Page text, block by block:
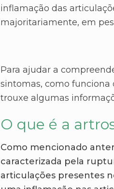
inflamação das
majoritariamente, em
Para ajudar a
sintomas, como funciona
trouxe algumas
O que é a
Como mencionado
caracterizada pela
articulações presentes